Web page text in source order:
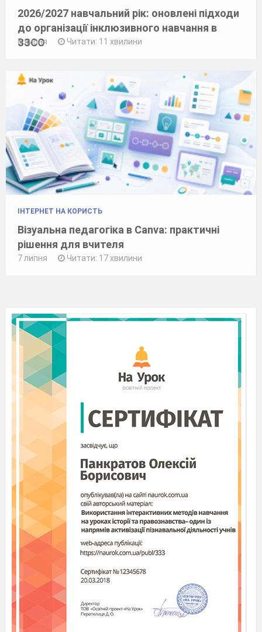
2026/2027 навчальний рік: оновлені підходи
до організації інклюзивного навчання в
ЗЗСО
8 липня Читати: 11 хвилини
ІНТЕРНЕТ НА КОРИСТЬ
Візуальна педагогіка в Canva: практичні
рішення для вчителя
7 липня Читати: 17 хвилини